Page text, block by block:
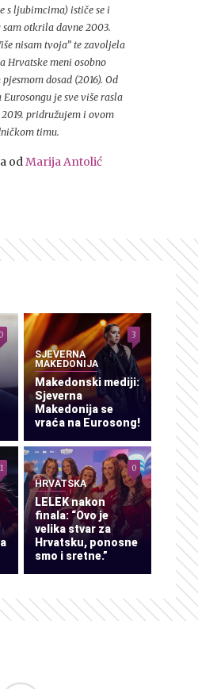
s ljubimcima) ističe se i
sam otkrila davne 2003.
nisam tvoja” te zavoljela
Hrvatske meni osobno
dosad (2016). Od
je sve više rasla
pridružujem i ovom
timu.
odMarija Antolić
0
SJEVERNA
MAKEDONIJA
Makedonski mediji:
Sjeverna
Makedonija se
vraća na Eurosong!
3
HRVATSKA
LELEK nakon
finala: “Ovo je
velika stvar za
Hrvatsku, ponosne
smo i sretne.”
0